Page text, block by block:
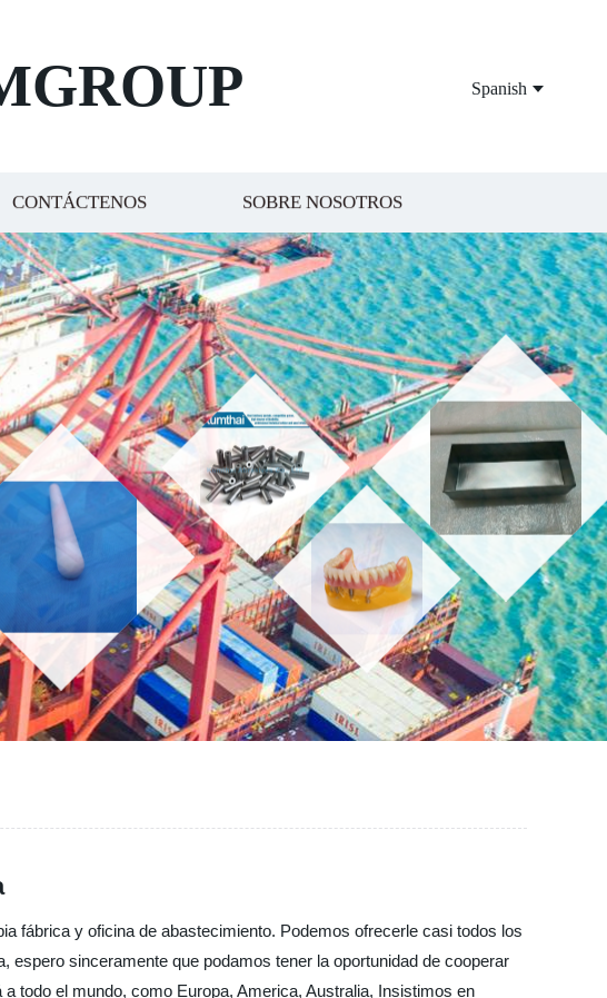
Spanish
CONTÁCTENOS SOBRE NOSOTROS
fábrica y oficina de abastecimiento. Podemos ofrecerle casi todos los
sinceramente que podamos tener la oportunidad de cooperar
todo el mundo, como Europa, America, Australia, Insistimos en